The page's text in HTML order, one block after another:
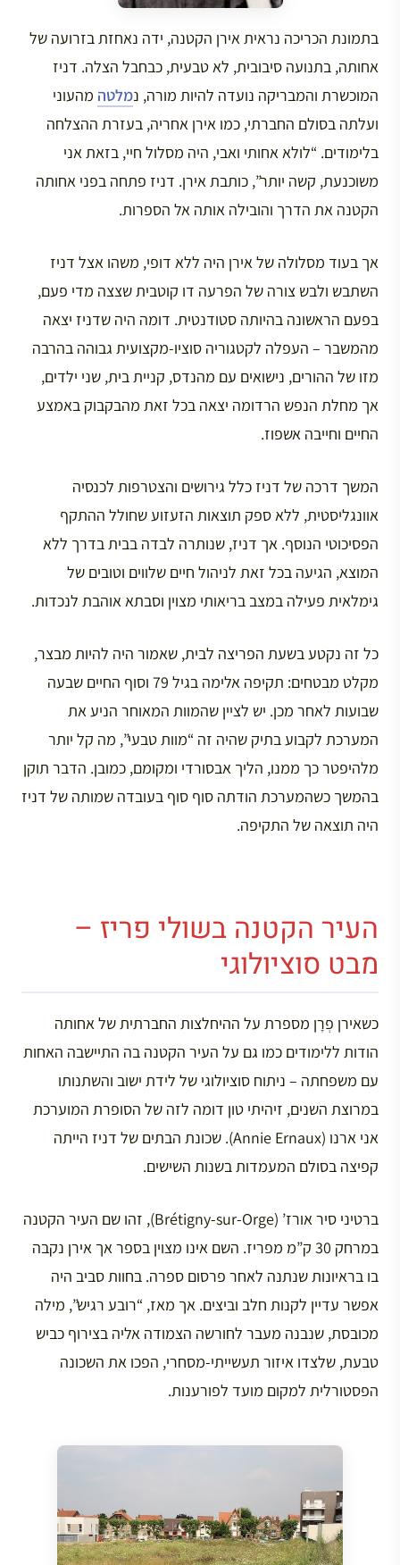
בתמונת הכריכה נראית אירן הקטנה, ידה נאחזת בזרועה של
אחותה, בתנועה סיבובית, לא טבעית, כבחבל הצלה. דניז
המוכשרת והמבריקה נועדה להיות מורה, נמלטה מהעוני
ועלתה בסולם החברתי, כמו אירן אחריה, בעזרת ההצלחה
בלימודים. “לולא אחותי ואבי, היה מסלול חיי, בזאת אני
משוכנעת, קשה יותר”, כותבת אירן. דניז פתחה בפני אחותה
הקטנה את הדרך והובילה אותה אל הספרות.
אך בעוד מסלולה של אירן היה ללא דופי, משהו אצל דניז
השתבש ולבש צורה של הפרעה דו קוטבית שצצה מדי פעם,
בפעם הראשונה בהיותה סטודנטית. דומה היה שדניז יצאה
מהמשבר – העפלה לקטגוריה סוציו-מקצועית גבוהה בהרבה
מזו של ההורים, נישואים עם מהנדס, קניית בית, שני ילדים,
אך מחלת הנפש הרדומה יצאה בכל זאת מהבקבוק באמצע
החיים וחייבה אשפוז.
המשך דרכה של דניז כלל גירושים והצטרפות לכנסיה
אוונגליסטית, ללא ספק תוצאות הזעזוע שחולל ההתקף
הפסיכוטי הנוסף. אך דניז, שנותרה לבדה בבית בדרך ללא
המוצא, הגיעה בכל זאת לניהול חיים שלווים וטובים של
גימלאית פעילה במצב בריאותי מצוין וסבתא אוהבת לנכדות.
כל זה נקטע בשעת הפריצה לבית, שאמור היה להיות מבצר,
מקלט מבטחים: תקיפה אלימה בגיל 79 וסוף החיים שבעה
שבועות לאחר מכן. יש לציין שהמוות המאוחר הניע את
המערכת לקבוע בתיק שהיה זה “מוות טבעי”, מה קל יותר
מלהיפטר כך ממנו, הליך אבסורדי ומקומם, כמובן. הדבר תוקן
בהמשך כשהמערכת הודתה סוף סוף בעובדה שמותה של דניז
היה תוצאה של התקיפה.
העיר הקטנה בשולי פריז –
מבט סוציולוגי
כשאירן פְרָן מספרת על ההיחלצות החברתית של אחותה
הודות ללימודים כמו גם על העיר הקטנה בה התיישבה האחות
עם משפחתה – ניתוח סוציולוגי של לידת ישוב והשתנותו
במרוצת השנים, זיהיתי טון דומה לזה של הסופרת המוערכת
אני ארנו (Annie Ernaux). שכונת הבתים של דניז הייתה
קפיצה בסולם המעמדות בשנות השישים.
ברטיני סיר אורז’ (Brétigny-sur-Orge), זהו שם העיר הקטנה
במרחק 30 ק”מ מפריז. השם אינו מצוין בספר אך אירן נקבה
בו בראיונות שנתנה לאחר פרסום ספרה. בחוות סביב היה
אפשר עדיין לקנות חלב וביצים. אך מאז, “רובע רגיש”, מילה
מכובסת, שנבנה מעבר לחורשה הצמודה אליה בצירוף כביש
טבעת, שלצדו איזור תעשייתי-מסחרי, הפכו את השכונה
הפסטורלית למקום מועד לפורענות.